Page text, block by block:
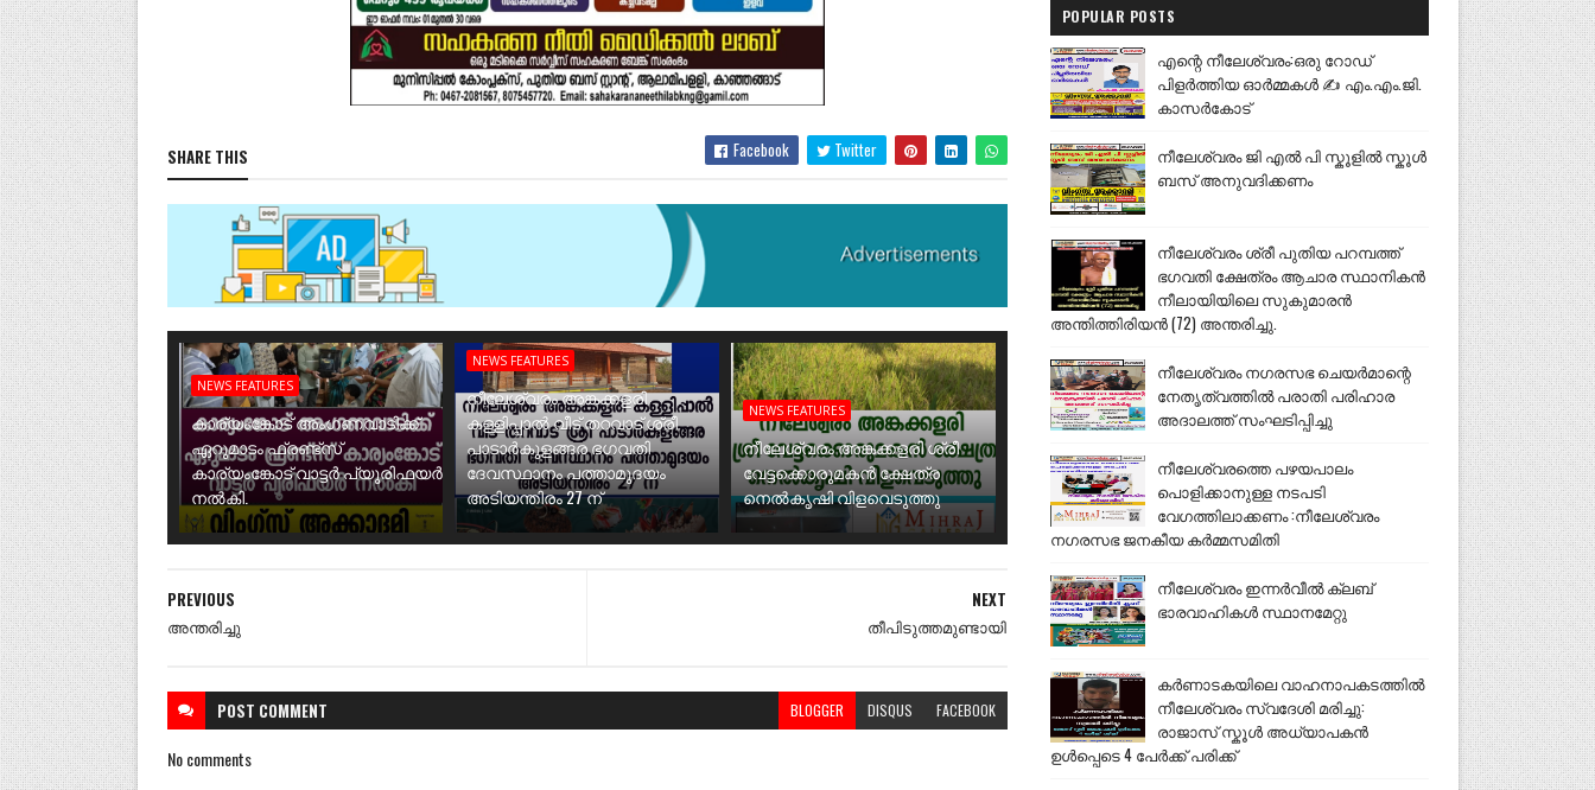
SHARE THIS Facebook Twitter
NEWS FEATURES
കാര്യംങ്കോട് അംഗണവാടിക്ക്
ഏറുമാടം ഫ്രണ്ട്സ്
കാര്യംങ്കോട് വാട്ടർ പ്യൂരിഫയർ
നൽകി.
NEWS FEATURES
നീലേശ്വരം അങ്കക്കളരി
കള്ളിപ്പാൽ വീട് തറവാട് ശ്രീ
പാടാർകുളങ്ങര ഭഗവതി
ദേവസ്ഥാനം പത്താമുദയം
അടിയന്തിരം 27 ന്
NEWS FEATURES
നീലേശ്വരം അങ്കക്കളരി ശ്രീ
വേട്ടക്കൊരുമകൻ ക്ഷേത്ര
നെൽകൃഷി വിളവെടുത്തു
NEXT
തീപിടുത്തമുണ്ടായി
PREVIOUS
അന്തരിച്ചു
POST COMMENT BLOGGER DISQUS FACEBOOK
No comments
POPULAR POSTS
എന്റെ നീലേശ്വരം:ഒരു റോഡ്
പിളർത്തിയ ഓർമ്മകൾ ✍️ എം.എം.ജി.
കാസർകോട്
നീലേശ്വരം ജി എൽ പി സ്കൂളിൽ സ്കൂൾ
ബസ് അനുവദിക്കണം
നീലേശ്വരം ശ്രീ പുതിയ പറമ്പത്ത്
ഭഗവതി ക്ഷേത്രം ആചാര സ്ഥാനികൻ
നീലായിയിലെ സുകുമാരൻ
അന്തിത്തിരിയൻ (72) അന്തരിച്ചു.
നീലേശ്വരം നഗരസഭ ചെയർമാന്റെ
നേതൃത്വത്തിൽ പരാതി പരിഹാര
അദാലത്ത് സംഘടിപ്പിച്ചു
നീലേശ്വരത്തെ പഴയപാലം
പൊളിക്കാനുള്ള നടപടി
വേഗത്തിലാക്കണം :നീലേശ്വരം
നഗരസഭ ജനകീയ കർമ്മസമിതി
നീലേശ്വരം ഇന്നർവീൽ ക്ലബ്
ഭാരവാഹികൾ സ്ഥാനമേറ്റു
കർണാടകയിലെ വാഹനാപകടത്തിൽ
നീലേശ്വരം സ്വദേശി മരിച്ചു:
രാജാസ് സ്കൂൾ അധ്യാപകൻ
ഉൾപ്പെടെ 4 പേർക്ക് പരിക്ക്